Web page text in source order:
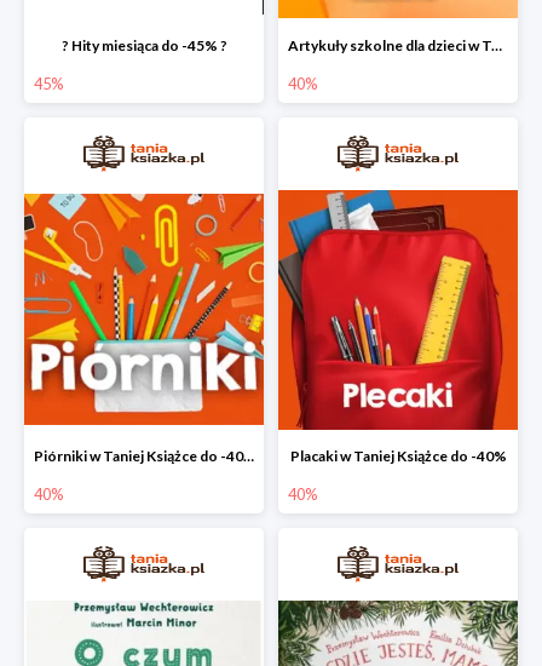
? Hity miesiąca do -45% ?
45%
Artykuły szkolne dla dzieci w Taniej Książce do -40%
40%
Piórniki w Taniej Książce do -40%
40%
Placaki w Taniej Książce do -40%
40%